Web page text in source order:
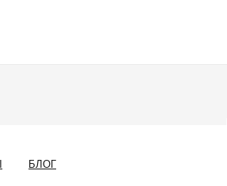
БЛОГ